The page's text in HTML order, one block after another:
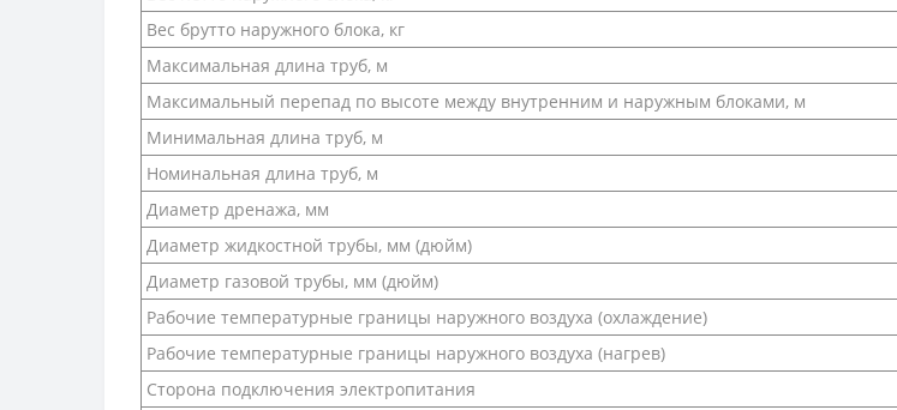
Вес брутто наружного блока, кг
Максимальная длина труб, м
Максимальный перепад по высоте между внутренним и наружным блоками, м
Минимальная длина труб, м
Номинальная длина труб, м
Диаметр дренажа, мм
Диаметр жидкостной трубы, мм (дюйм)
Диаметр газовой трубы, мм (дюйм)
Рабочие температурные границы наружного воздуха (охлаждение)
Рабочие температурные границы наружного воздуха (нагрев)
Сторона подключения электропитания